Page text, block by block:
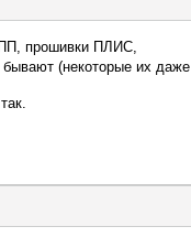
прошивки ПЛИС,
(некоторые их даже